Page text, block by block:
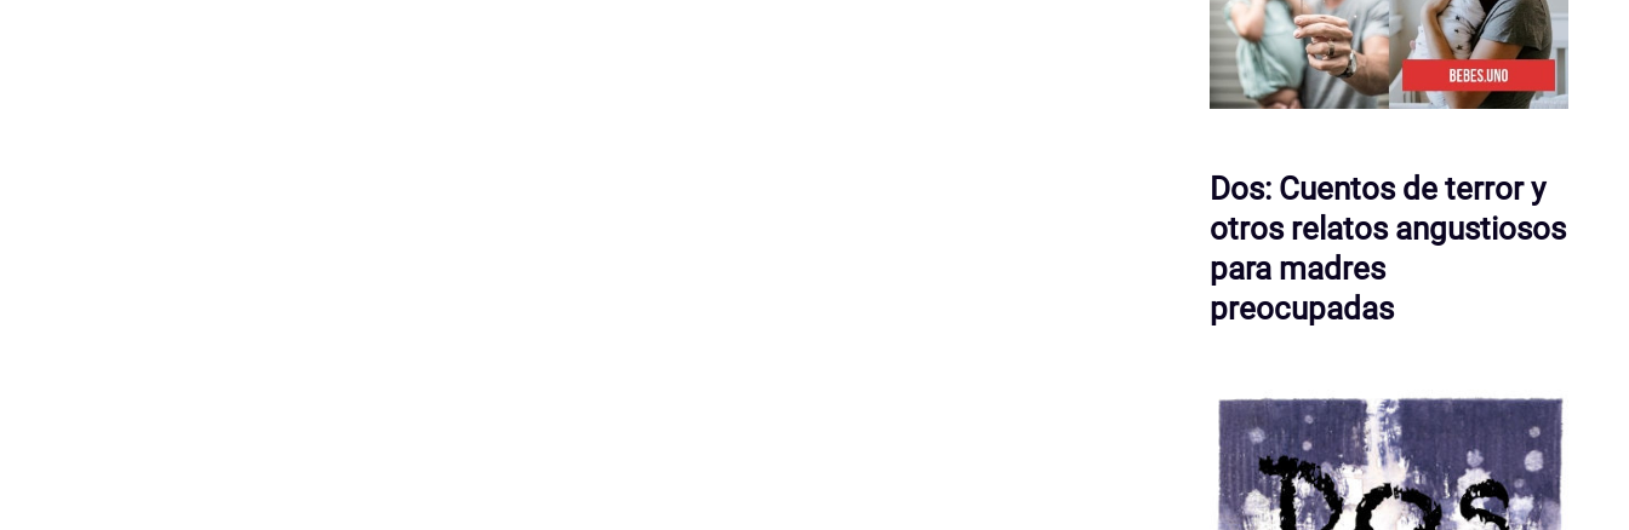
Dos: Cuentos de terror y
otros relatos angustiosos
para madres
preocupadas